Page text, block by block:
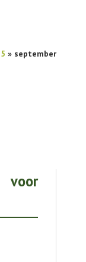
» september
voor